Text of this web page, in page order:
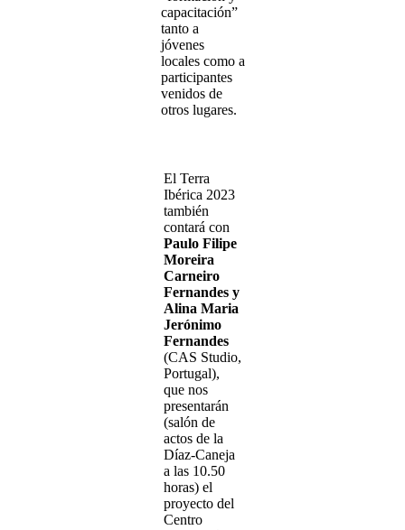
capacitación”
tanto a
jóvenes
locales como a
participantes
venidos de
otros lugares.
El Terra
Ibérica 2023
también
contará con
Paulo Filipe
Moreira
Carneiro
Fernandes y
Alina Maria
Jerónimo
Fernandes
(CAS Studio,
Portugal),
que nos
presentarán
(salón de
actos de la
Díaz-Caneja
a las 10.50
horas) el
proyecto del
Centro